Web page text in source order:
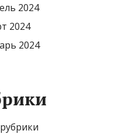
2024
2024
2024